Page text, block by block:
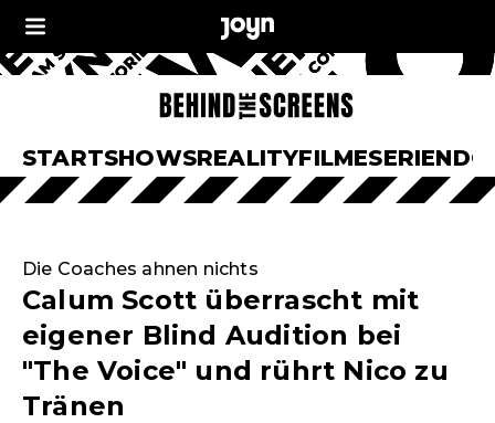
STARTSHOWSREALITYFILMESERIEN
Die Coaches ahnen nichts
Calum Scott überrascht mit
eigener Blind Audition bei
"The Voice" und rührt Nico zu
Tränen